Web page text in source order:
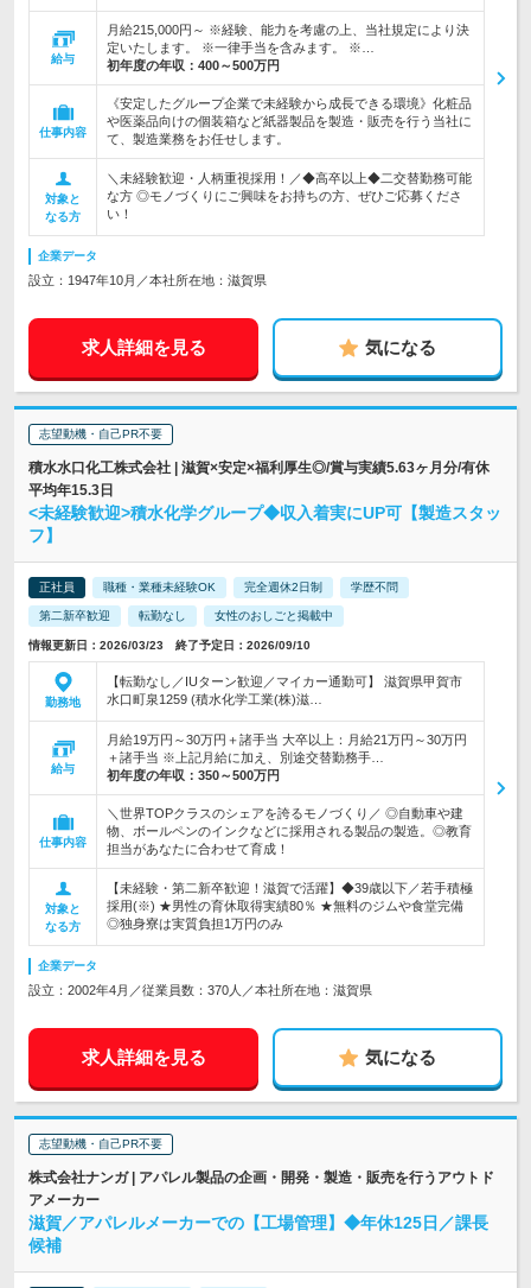
給与
月給215,000円～ ※経験、能力を考慮の上、当社規定により決
定いたします。 ※一律手当を含みます。 ※…
初年度の年収： 400～500万円
仕事内容
《安定したグループ企業で未経験から成長できる環境》化粧品
や医薬品向けの個装箱など紙器製品を製造・販売を行う当社に
て、製造業務をお任せします。
対象と
なる方
＼未経験歓迎・人柄重視採用！／◆高卒以上◆二交替勤務可能
な方 ◎モノづくりにご興味をお持ちの方、ぜひご応募くださ
い！
企業データ
設立：1947年10月／本社所在地：滋賀県
求人詳細を見る 気になる
志望動機・自己PR不要
積水水口化工株式会社 | 滋賀×安定×福利厚生◎/賞与実績5.63ヶ月分/有休
平均年15.3日
<未経験歓迎>積水化学グループ◆収入着実にUP可【製造スタッ
フ】
正社員 職種・業種未経験OK 完全週休2日制 学歴不問
第二新卒歓迎 転勤なし 女性のおしごと掲載中
情報更新日：2026/03/23 終了予定日：2026/09/10
勤務地
【転勤なし／IUターン歓迎／マイカー通勤可】 滋賀県甲賀市
水口町泉1259 (積水化学工業(株)滋…
給与
月給19万円～30万円＋諸手当 大卒以上：月給21万円～30万円
＋諸手当 ※上記月給に加え、別途交替勤務手…
初年度の年収： 350～500万円
仕事内容
＼世界TOPクラスのシェアを誇るモノづくり／ ◎自動車や建
物、ボールペンのインクなどに採用される製品の製造。◎教育
担当があなたに合わせて育成！
対象と
なる方
【未経験・第二新卒歓迎！滋賀で活躍】◆39歳以下／若手積極
採用(※) ★男性の育休取得実績80％ ★無料のジムや食堂完備
◎独身寮は実質負担1万円のみ
企業データ
設立：2002年4月／従業員数：370人／本社所在地：滋賀県
求人詳細を見る 気になる
志望動機・自己PR不要
株式会社ナンガ | アパレル製品の企画・開発・製造・販売を行うアウトド
アメーカー
滋賀／アパレルメーカーでの【工場管理】◆年休125日／課長
候補